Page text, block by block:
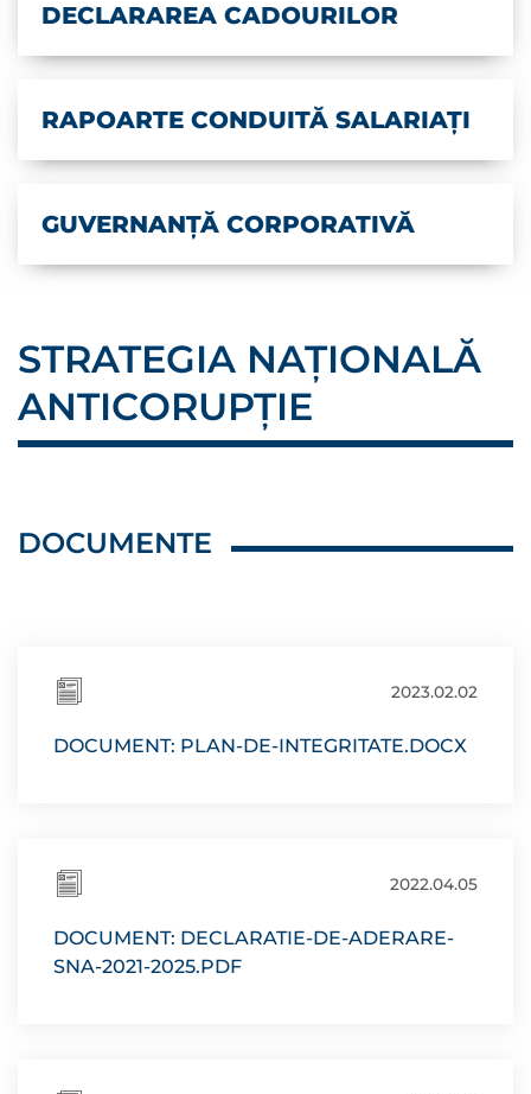
DECLARAREA CADOURILOR
RAPOARTE CONDUITĂ SALARIAȚI
GUVERNANȚĂ CORPORATIVĂ
STRATEGIA NAȚIONALĂ
ANTICORUPȚIE
DOCUMENTE
2023.02.02
DOCUMENT: PLAN-DE-INTEGRITATE.DOCX
2022.04.05
DOCUMENT: DECLARATIE-DE-ADERARE-
SNA-2021-2025.PDF